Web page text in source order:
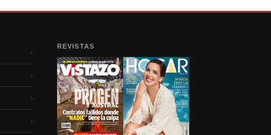
›
›
›
›
REVISTAS